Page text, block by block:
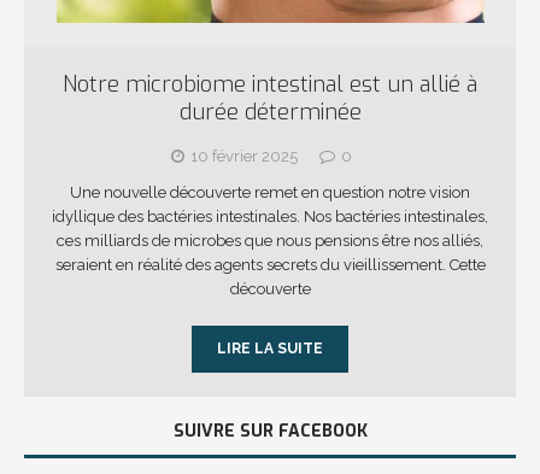
Notre microbiome intestinal est un allié à
durée déterminée
10 février 2025
0
Une nouvelle découverte remet en question notre vision
idyllique des bactéries intestinales. Nos bactéries intestinales,
ces milliards de microbes que nous pensions être nos alliés,
seraient en réalité des agents secrets du vieillissement. Cette
découverte
LIRE LA SUITE
SUIVRE SUR FACEBOOK